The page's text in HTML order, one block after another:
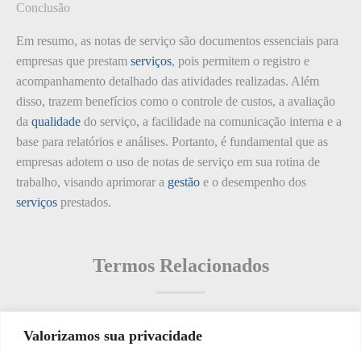
Valorizamos sua privacidade
Conclusão
Em resumo, as notas de serviço são documentos essenciais para
empresas que prestam serviços, pois permitem o registro e
acompanhamento detalhado das atividades realizadas. Além
disso, trazem benefícios como o controle de custos, a avaliação
da qualidade do serviço, a facilidade na comunicação interna e a
base para relatórios e análises. Portanto, é fundamental que as
empresas adotem o uso de notas de serviço em sua rotina de
trabalho, visando aprimorar a gestão e o desempenho dos
serviços prestados.
Termos Relacionados
Termos populares